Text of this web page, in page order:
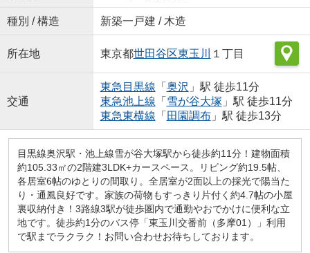
種別 / 構造 新築一戸建 / 木造
所在地 東京都世田谷区東玉川 １丁目
交通
東急目黒線 「 奥沢 」駅 徒歩11分
東急池上線 「 雪が谷大塚 」駅 徒歩11分
東急東横線 「 田園調布」駅 徒歩13分
目黒線奥沢駅・池上線雪が谷大塚駅から徒歩約11分！建物面積
約105.33㎡の2階建3LDK+カースペース。リビング約19.5帖、
各居室6帖のゆとりの間取り。全居室が2面以上の採光で陽当た
り・通風良好です。家族の荷物もすっきり片付く約4.7帖の小屋
裏収納付き！3路線3駅が徒歩圏内で通勤やおでかけに便利な立
地です。徒歩約1分のバス停「東玉川交番前（多摩01）」利用
で駅までラクラク！お問い合わせお待ちしております。